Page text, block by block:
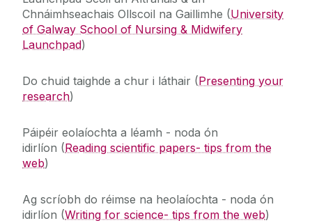
Chnáimhseachais Ollscoil na Gaillimhe (University
of Galway School of Nursing & Midwifery
Launchpad)
Do chuid taighde a chur i láthair (Presenting your
research)
Páipéir eolaíochta a léamh - noda ón
idirlíon (Reading scientific papers- tips from the
web)
Ag scríobh do réimse na heolaíochta - noda ón
idirlíon (Writing for science- tips from the web)